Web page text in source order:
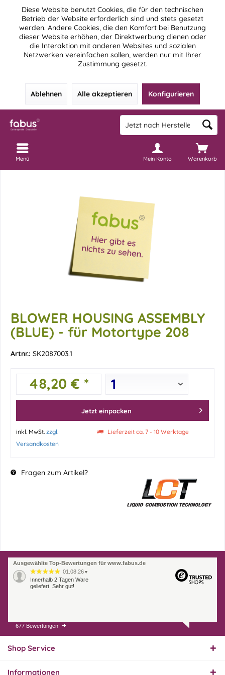
Diese Website benutzt Cookies, die für den technischen
Betrieb der Website erforderlich sind und stets gesetzt
werden. Andere Cookies, die den Komfort bei Benutzung
dieser Website erhöhen, der Direktwerbung dienen oder
die Interaktion mit anderen Websites und sozialen
Netzwerken vereinfachen sollen, werden nur mit Ihrer
Zustimmung gesetzt.
Ablehnen Alle akzeptieren Konfigurieren
Warenkorb
Mein Konto
Menü
BLOWER HOUSING ASSEMBLY
(BLUE) - für Motortype 208
Artnr.: SK2087003.1
48,20 € *
Jetzt einpacken
inkl. MwSt. zzgl.
Versandkosten
Lieferzeit ca. 7 - 10 Werktage
Fragen zum Artikel?
Ausgewählte Top-Bewertungen für www.fabus.de
01.08.26 ▼
Innerhalb 2 Tagen Ware
geliefert. Sehr gut!
31.07.26
Super schnelle Lieferung,
hervorragend. Gerne
677 Bewertungen
Shop Service
Informationen